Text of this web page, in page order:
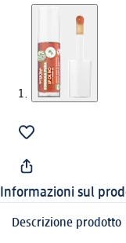
Informazioni sul
Descrizione prodotto